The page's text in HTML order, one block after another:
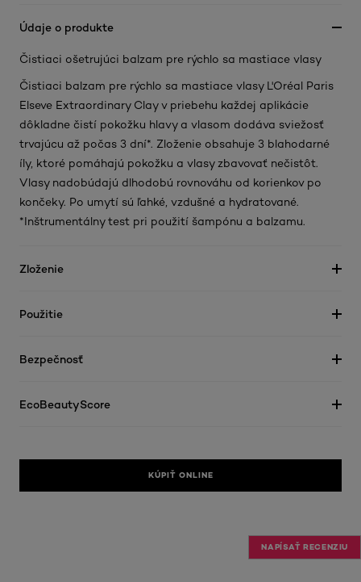
Údaje o produkte
Čistiaci ošetrujúci balzam pre rýchlo sa mastiace vlasy
Čistiaci balzam pre rýchlo sa mastiace vlasy L'Oréal Paris
Elseve Extraordinary Clay v priebehu každej aplikácie
dôkladne čistí pokožku hlavy a vlasom dodáva sviežosť
trvajúcu až počas 3 dní*. Zloženie obsahuje 3 blahodarné
íly, ktoré pomáhajú pokožku a vlasy zbavovať nečistôt.
Vlasy nadobúdajú dlhodobú rovnováhu od korienkov po
končeky. Po umytí sú ľahké, vzdušné a hydratované.
*Inštrumentálny test pri použití šampónu a balzamu.
Zloženie
Použitie
Bezpečnosť
EcoBeautyScore
KÚPIŤ ONLINE
NAPÍSAŤ RECENZIU